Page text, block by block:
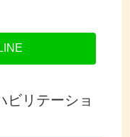
LINE
ビリテーショ